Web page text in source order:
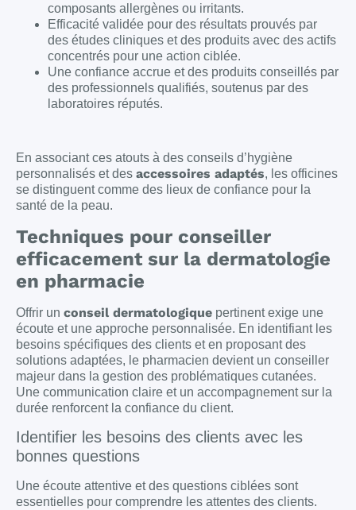
composants allergènes ou irritants.
Efficacité validée pour des résultats prouvés par
des études cliniques et des produits avec des actifs
concentrés pour une action ciblée.
Une confiance accrue et des produits conseillés par
des professionnels qualifiés, soutenus par des
laboratoires réputés.
En associant ces atouts à des conseils d’hygiène
personnalisés et des accessoires adaptés, les officines
se distinguent comme des lieux de confiance pour la
santé de la peau.
Techniques pour conseiller
efficacement sur la dermatologie
en pharmacie
Offrir un conseil dermatologique pertinent exige une
écoute et une approche personnalisée. En identifiant les
besoins spécifiques des clients et en proposant des
solutions adaptées, le pharmacien devient un conseiller
majeur dans la gestion des problématiques cutanées.
Une communication claire et un accompagnement sur la
durée renforcent la confiance du client.
Identifier les besoins des clients avec les
bonnes questions
Une écoute attentive et des questions ciblées sont
essentielles pour comprendre les attentes des clients.